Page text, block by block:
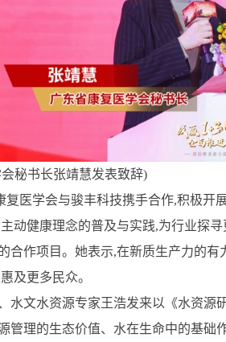
秘书长张靖慧发表致辞)
复医学会与骏丰科技携手合作,积极
动健康理念的普及与实践,为行业探
合作项目。她表示,在新质生产力的
及更多民众。
水文水资源专家王浩发来以《水资
管理的生态价值、水在生命中的基